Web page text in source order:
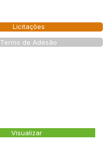
Licitações
Termo de Adesão
Visualizar